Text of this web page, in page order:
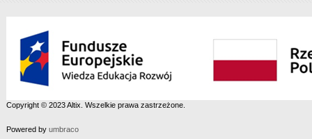
Copyright © 2023 Altix. Wszelkie prawa zastrzeżone.
Powered by umbraco